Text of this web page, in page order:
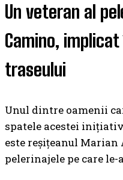
Un veteran al
Camino,
traseului
Unul dintre oamenii
spatele acestei
este reșițeanul Marian
pelerinajele pe care le-